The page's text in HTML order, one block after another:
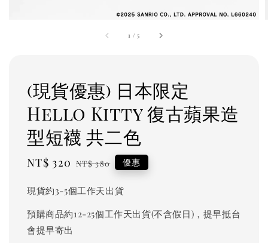
1 /5
(現貨優惠) 日本限定
Hello Kitty 復古蘋果造
型短襪 共二色
Sale
NT$ 320 Regular
NT$ 380 優惠
現貨約3-5個工作天出貨
預購商品約12-25個工作天出貨(不含假日)，提早抵台
會提早寄出